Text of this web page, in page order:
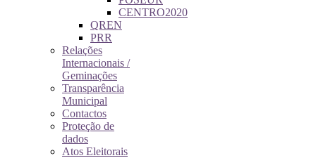
CENTRO2020
QREN
PRR
Relações
Internacionais /
Geminações
Transparência
Municipal
Contactos
Proteção de
dados
Atos Eleitorais